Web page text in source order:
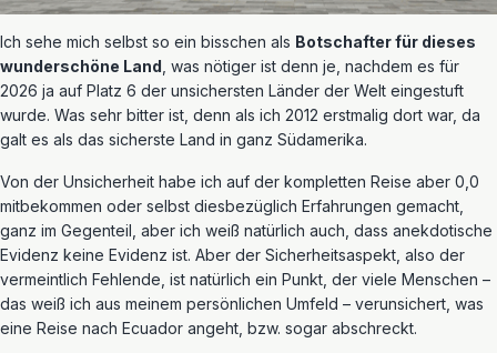
Ich sehe mich selbst so ein bisschen als Botschafter für dieses
wunderschöne Land , was nötiger ist denn je, nachdem es für
2026 ja auf Platz 6 der unsichersten Länder der Welt eingestuft
wurde. Was sehr bitter ist, denn als ich 2012 erstmalig dort war, da
galt es als das sicherste Land in ganz Südamerika.
Von der Unsicherheit habe ich auf der kompletten Reise aber 0,0
mitbekommen oder selbst diesbezüglich Erfahrungen gemacht,
ganz im Gegenteil, aber ich weiß natürlich auch, dass anekdotische
Evidenz keine Evidenz ist. Aber der Sicherheitsaspekt, also der
vermeintlich Fehlende, ist natürlich ein Punkt, der viele Menschen –
das weiß ich aus meinem persönlichen Umfeld – verunsichert, was
eine Reise nach Ecuador angeht, bzw. sogar abschreckt.